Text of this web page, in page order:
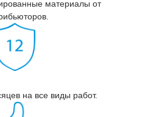
материалы от
на все виды работ.